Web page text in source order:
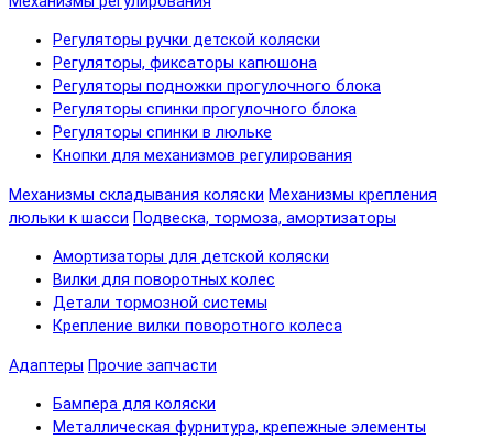
Регуляторы ручки детской коляски
Регуляторы, фиксаторы капюшона
Регуляторы подножки прогулочного блока
Регуляторы спинки прогулочного блока
Регуляторы спинки в люльке
Кнопки для механизмов регулирования
Механизмы складывания коляски Механизмы крепления
люльки к шасси Подвеска, тормоза, амортизаторы
Амортизаторы для детской коляски
Вилки для поворотных колес
Детали тормозной системы
Крепление вилки поворотного колеса
Адаптеры Прочие запчасти
Бампера для коляски
Металлическая фурнитура, крепежные элементы